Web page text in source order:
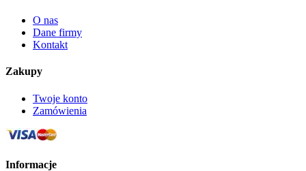
O nas
Dane firmy
Kontakt
Zakupy
Twoje konto
Zamówienia
Informacje